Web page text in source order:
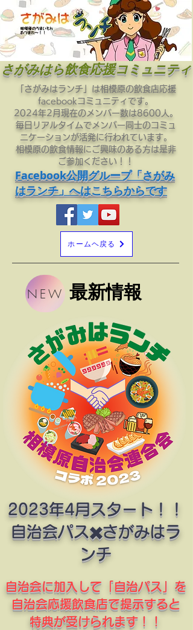
​さがみはら飲食応援コミュニティ
「さがみはランチ」は相模原の飲食店応援
facebookコミュニティです。
2024年2月現在のメンバー数は8600人。
毎日リアルタイムでメンバー同士のコミュ
ニケーションが活発に行われています。
相模原の飲食情報にご興味のある方は是非
ご参加ください！！
Facebook公開グループ「さがみ
はランチ」へはこちらからです
ホームヘ戻る
NEW ​最新情報
2023年4月スタート！！
​自治会パス✖️さがみはラ
ンチ
自治会に加入して「自治パス」を
自治会応援飲食店で提示すると
特典が受けられます！！